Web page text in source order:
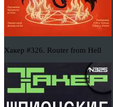
Хакер #326. Router from Hell